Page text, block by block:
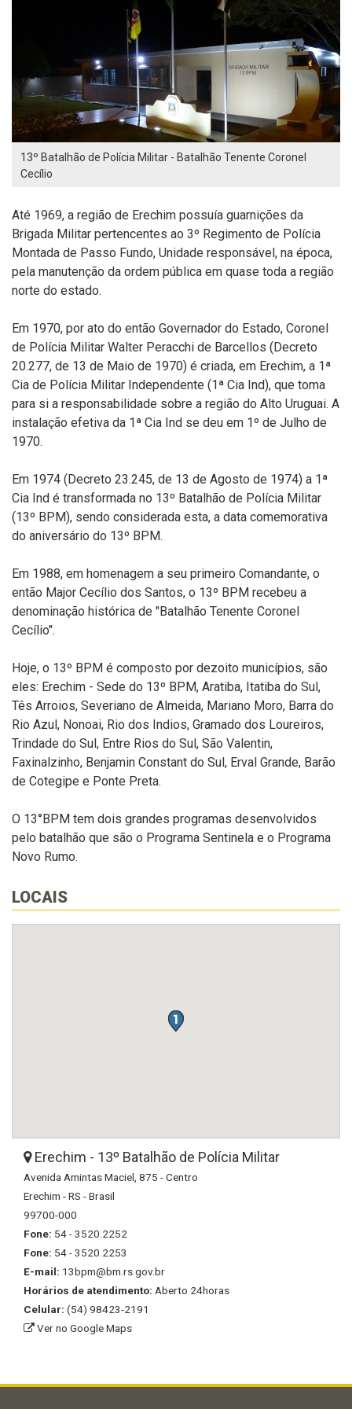
13º Batalhão de Polícia Militar - Batalhão Tenente Coronel
Cecílio
Até 1969, a região de Erechim possuía guarnições da
Brigada Militar pertencentes ao 3º Regimento de Polícia
Montada de Passo Fundo, Unidade responsável, na época,
pela manutenção da ordem pública em quase toda a região
norte do estado.
Em 1970, por ato do então Governador do Estado, Coronel
de Polícia Militar Walter Peracchi de Barcellos (Decreto
20.277, de 13 de Maio de 1970) é criada, em Erechim, a 1ª
Cia de Polícia Militar Independente (1ª Cia Ind), que toma
para si a responsabilidade sobre a região do Alto Uruguai. A
instalação efetiva da 1ª Cia Ind se deu em 1º de Julho de
1970.
Em 1974 (Decreto 23.245, de 13 de Agosto de 1974) a 1ª
Cia Ind é transformada no 13º Batalhão de Polícia Militar
(13º BPM), sendo considerada esta, a data comemorativa
do aniversário do 13º BPM.
Em 1988, em homenagem a seu primeiro Comandante, o
então Major Cecílio dos Santos, o 13º BPM recebeu a
denominação histórica de "Batalhão Tenente Coronel
Cecílio".
Hoje, o 13º BPM é composto por dezoito municípios, são
eles: Erechim - Sede do 13º BPM, Aratiba, Itatiba do Sul,
Tês Arroios, Severiano de Almeida, Mariano Moro, Barra do
Rio Azul, Nonoai, Rio dos Indios, Gramado dos Loureiros,
Trindade do Sul, Entre Rios do Sul, São Valentin,
Faxinalzinho, Benjamin Constant do Sul, Erval Grande, Barão
de Cotegipe e Ponte Preta.
O 13°BPM tem dois grandes programas desenvolvidos
pelo batalhão que são o Programa Sentinela e o Programa
Novo Rumo.
LOCAIS
Erechim - 13º Batalhão de Polícia Militar
Avenida Amintas Maciel, 875 - Centro
Erechim - RS - Brasil
99700-000
Fone: 54 - 3520.2252
Fone: 54 - 3520.2253
E-mail: 13bpm@bm.rs.gov.br
Horários de atendimento: Aberto 24horas
Celular: (54) 98423-2191
Ver no Google Maps